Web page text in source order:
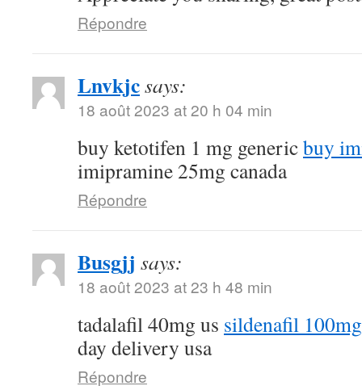
Répondre
Lnvkjcsays:
18 août 2023 at 20 h 04 min
buy ketotifen 1 mg genericbuy
imipramine 25mg canada
Répondre
Busgjj says:
18 août 2023 at 23 h 48 min
tadalafil 40mg us sildenafil
day delivery usa
Répondre